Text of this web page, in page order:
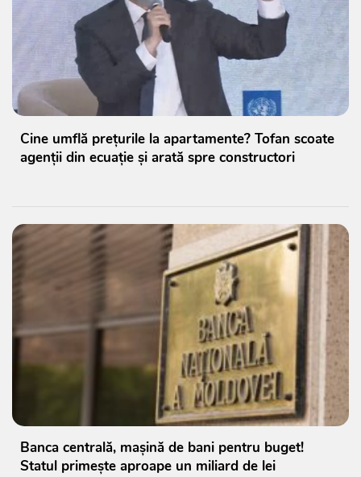
Cine umflă prețurile la apartamente? Tofan scoate
agenții din ecuație și arată spre constructori
Banca centrală, mașină de bani pentru buget!
Statul primește aproape un miliard de lei